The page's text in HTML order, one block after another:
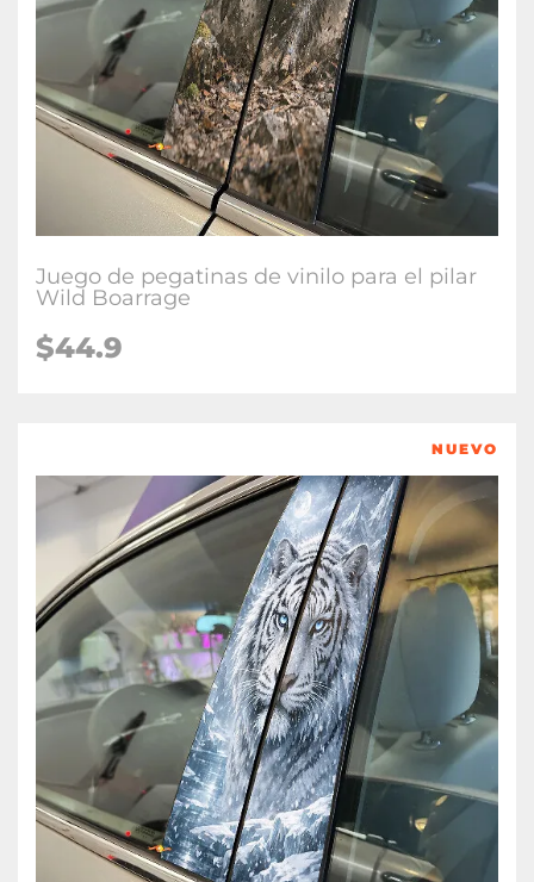
Juego de pegatinas de vinilo para el pilar
Wild Boarrage
$44.9
NUEVO